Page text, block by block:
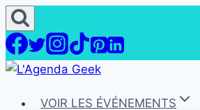
Aller
au
contenu
VOIR LES ÉVÉNEMENTS